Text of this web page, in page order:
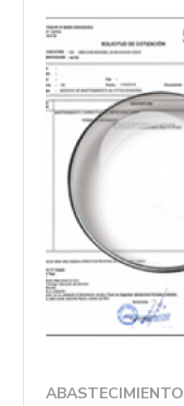
ABASTECIMIENTO